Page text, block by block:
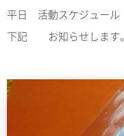
平日 活動スケジュール
下記 お知らせします。